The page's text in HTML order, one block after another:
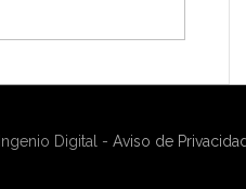
Digital - Aviso de